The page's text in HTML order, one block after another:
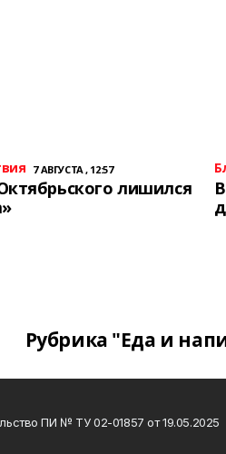
7 АВГУСТА , 12:57
лишился
Рубрика "Еда и
ПИ № ТУ 02-01857 от 19.05.2025